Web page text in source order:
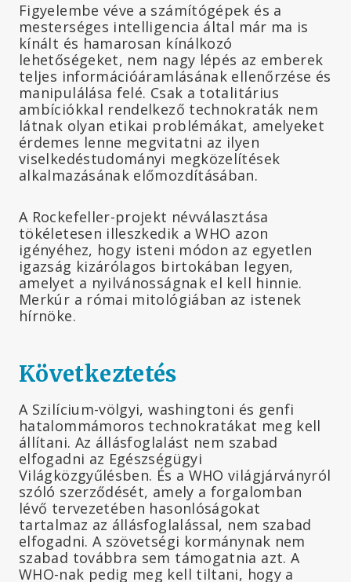
Figyelembe véve a számítógépek és a
mesterséges intelligencia által már ma is
kínált és hamarosan kínálkozó
lehetőségeket, nem nagy lépés az emberek
teljes információáramlásának ellenőrzése és
manipulálása felé. Csak a totalitárius
ambíciókkal rendelkező technokraták nem
látnak olyan etikai problémákat, amelyeket
érdemes lenne megvitatni az ilyen
viselkedéstudományi megközelítések
alkalmazásának előmozdításában.
A Rockefeller-projekt névválasztása
tökéletesen illeszkedik a WHO azon
igényéhez, hogy isteni módon az egyetlen
igazság kizárólagos birtokában legyen,
amelyet a nyilvánosságnak el kell hinnie.
Merkúr a római mitológiában az istenek
hírnöke.
Következtetés
A Szilícium-völgyi, washingtoni és genfi
hatalommámoros technokratákat meg kell
állítani. Az állásfoglalást nem szabad
elfogadni az Egészségügyi
Világközgyűlésben. És a WHO világjárványról
szóló szerződését, amely a forgalomban
lévő tervezetében hasonlóságokat
tartalmaz az állásfoglalással, nem szabad
elfogadni. A szövetségi kormánynak nem
szabad továbbra sem támogatnia azt. A
WHO-nak pedig meg kell tiltani, hogy a